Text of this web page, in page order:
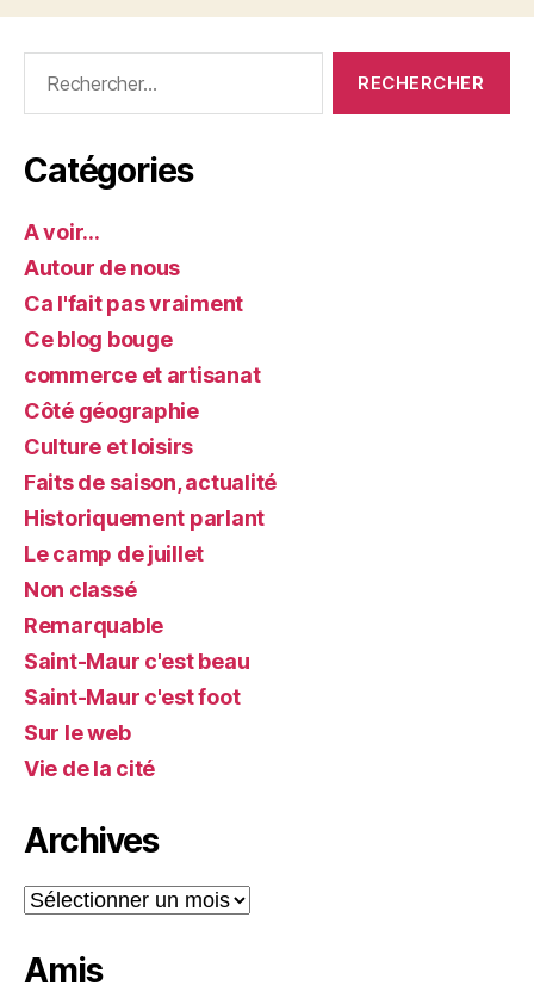
Catégories
A voir…
Autour de nous
Ca l'fait pas vraiment
Ce blog bouge
commerce et artisanat
Côté géographie
Culture et loisirs
Faits de saison, actualité
Historiquement parlant
Le camp de juillet
Non classé
Remarquable
Saint-Maur c'est beau
Saint-Maur c'est foot
Sur le web
Vie de la cité
Archives
Archives
Amis